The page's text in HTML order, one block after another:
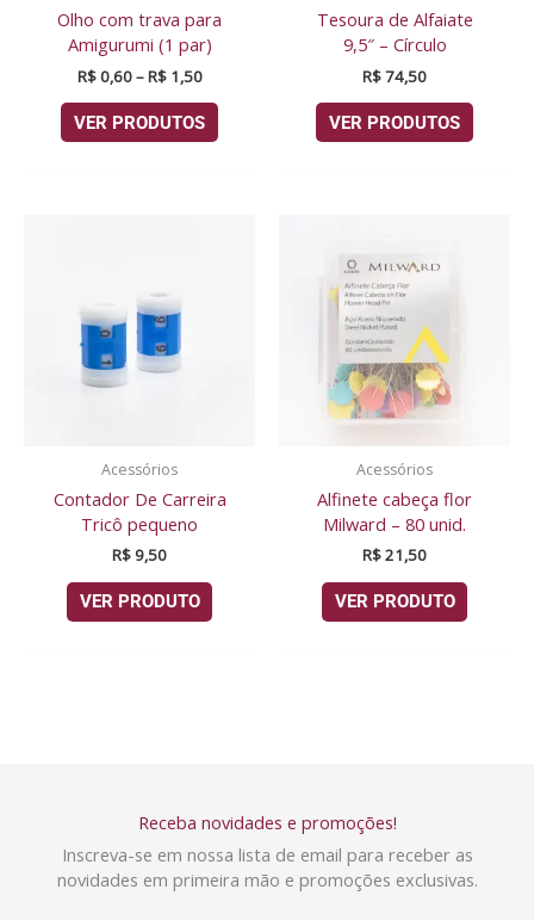
Olho com trava para
Amigurumi (1 par)
R$0,60–R$1,50
VER PRODUTOS
Tesoura de Alfaiate
9,5″ – Círculo
R$74,50
VER PRODUTOS
Acessórios
Contador De Carreira
Tricô pequeno
R$ 9,50
VER PRODUTO
Acessórios
Alfinete cabeça flor
Milward – 80 unid.
R$21,50
VER PRODUTO
Receba novidades e promoções!
Inscreva-se em nossa lista de email para receber as
novidades em primeira mão e promoções exclusivas.